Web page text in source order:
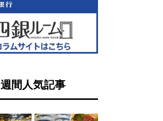
週間人気記事